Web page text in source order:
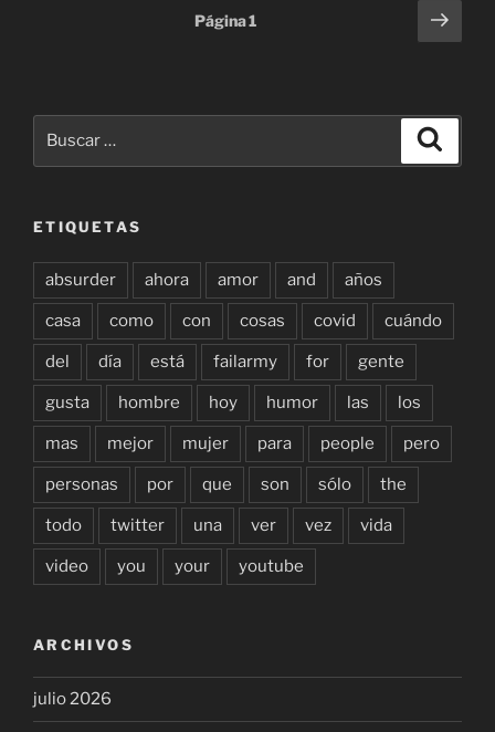
Página1
ETIQUETAS
absurder ahora amor and años
casa como con cosas covid cuándo
del día está failarmy for gente
gusta hombre hoy humor las los
mas mejor mujer para people pero
personas por que son sólo the
todo twitter una ver vez vida
video you your youtube
ARCHIVOS
julio 2026